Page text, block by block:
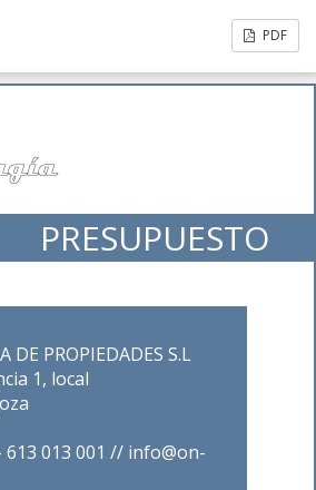
PDF
PRESUPUESTO
DE PROPIEDADES S.L
1, local
613 013 001 // info@on-